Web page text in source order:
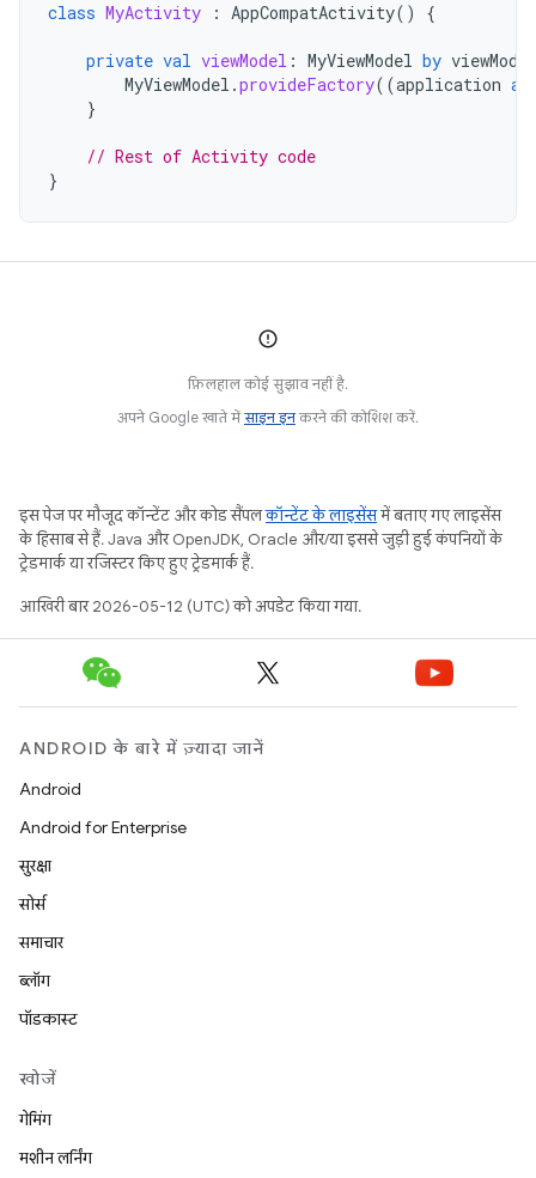
class MyActivity : AppCompatActivity() {
private val viewModel : MyViewModel by
MyViewModel .provideFactory((application as
}
// Rest of Activity code
}
फ़िलहाल कोई सुझाव नहीं है.
अपने Google खाते मेंसाइन इनकरने की कोशिश करें.
इस पेज पर मौजूद कॉन्टेंट और कोड सैंपलकॉन्टेंट के लाइसेंसमें बताए गए लाइसेंस
के हिसाब से हैं. Java और OpenJDK, Oracle और/या इससे जुड़ी हुई कंपनियों के
ट्रेडमार्क या रजिस्टर किए हुए ट्रेडमार्क हैं.
आखिरी बार 2026-05-12 (UTC) को अपडेट किया गया.
ANDROID के बारे में ज़्यादा जानें
Android
Android for Enterprise
सुरक्षा
सोर्स
समाचार
ब्लॉग
पॉडकास्ट
खोजें
गेमिंग
मशीन लर्निंग